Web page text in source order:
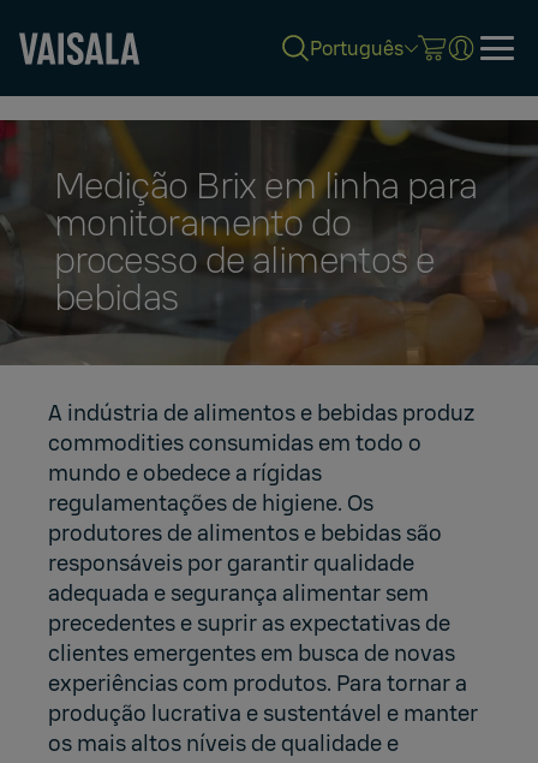
to
content
Português
Medição Brix em linha para
monitoramento do
processo de alimentos e
bebidas
A indústria de alimentos e bebidas produz
commodities consumidas em todo o
mundo e obedece a rígidas
regulamentações de higiene. Os
produtores de alimentos e bebidas são
responsáveis por garantir qualidade
adequada e segurança alimentar sem
precedentes e suprir as expectativas de
clientes emergentes em busca de novas
experiências com produtos. Para tornar a
produção lucrativa e sustentável e manter
os mais altos níveis de qualidade e